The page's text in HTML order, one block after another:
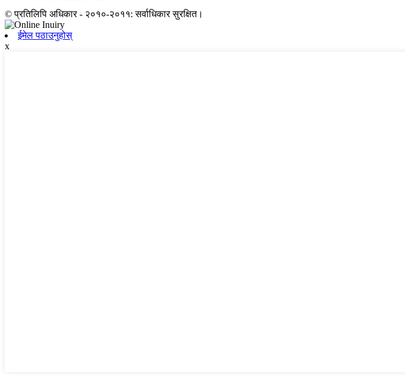
© प्रतिलिपि अधिकार - २०१०-२०११: सर्वाधिकार सुरक्षित।
ईमेल पठाउनुहोस्
x